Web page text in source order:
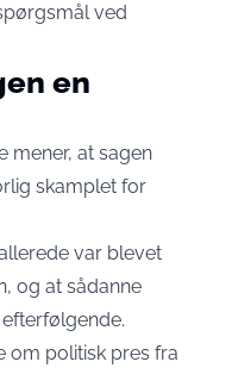
ved
en
mener, at sagen
skamplet for
var blevet
og at sådanne
om politisk pres fra